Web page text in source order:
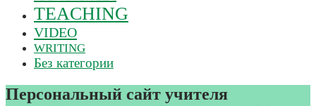
TEACHING
VIDEO
WRITING
Без категории
Персональный сайт учителя